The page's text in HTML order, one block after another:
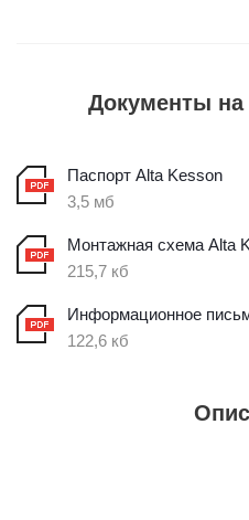
Документы на
Паспорт Alta Kesson
3,5 мб
Монтажная схема Alta
215,7 кб
Информационное
122,6 кб